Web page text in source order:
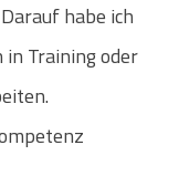
habe ich
Training oder